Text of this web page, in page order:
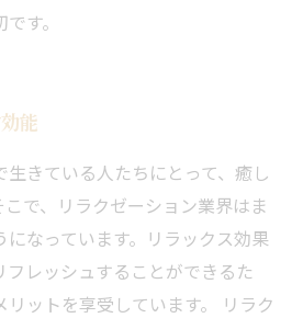
す。
能
きている人たちにとって、癒し
で、リラクゼーション業界はま
になっています。リラックス効果
レッシュすることができるた
ットを享受しています。 リラク